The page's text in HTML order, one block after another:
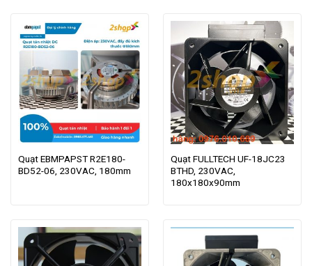
Quạt EBMPAPST R2E180-
BD52-06, 230VAC, 180mm
Quạt FULLTECH UF-18JC23
BTHD, 230VAC,
180x180x90mm